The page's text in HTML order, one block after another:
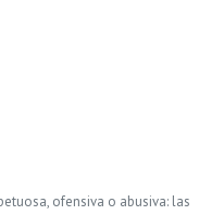
ofensiva o abusiva: las